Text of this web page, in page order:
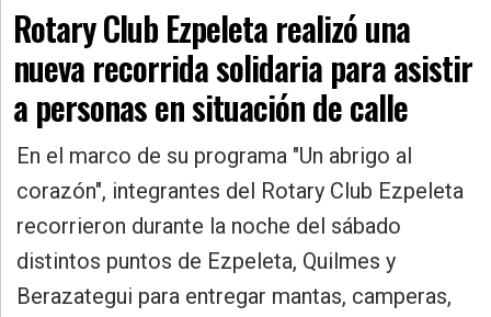
Policiales
»
Provincia
»
Salud
»
Cultura
Rotary Club Ezpeleta realizó una
nueva recorrida solidaria para asistir
a personas en situación de calle
En el marco de su programa "Un abrigo al
corazón", integrantes del Rotary Club Ezpeleta
recorrieron durante la noche del sábado
distintos puntos de Ezpeleta, Quilmes y
Berazategui para entregar mantas, camperas,